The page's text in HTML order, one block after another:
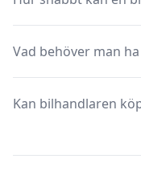
Vad behöver man
Kan bilhandlaren